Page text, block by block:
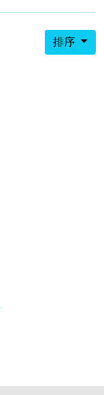
排序